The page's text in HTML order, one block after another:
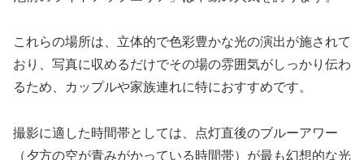
これらの場所は、立体的で色彩豊かな光の演出が施されて
おり、写真に収めるだけでその場の雰囲気がしっかり伝わ
るため、カップルや家族連れに特におすすめです。
撮影に適した時間帯としては、点灯直後のブルーアワー
（夕方の空が青みがかっている時間帯）が最も幻想的な光